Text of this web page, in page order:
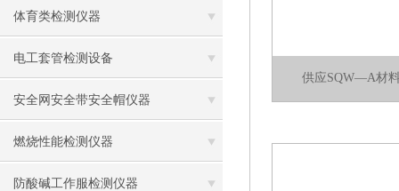
体育类检测仪器
电工套管检测设备
安全网安全带安全帽仪器
燃烧性能检测仪器
防酸碱工作服检测仪器
供应SQW—A材